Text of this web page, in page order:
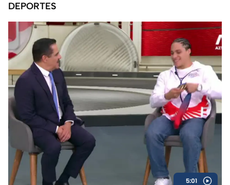
Villarreal y Carlos Trejo
como el primer Granjero
confirmado para La
Granja VIP 2
estafas
DEPORTES
5:01